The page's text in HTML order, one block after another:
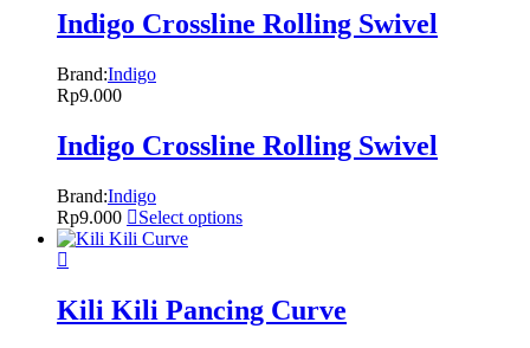
Indigo Crossline Rolling Swivel
Brand:Indigo
Rp9.000
Indigo Crossline Rolling Swivel
Brand:Indigo
Rp9.000 Select options
Kili Kili Pancing Curve